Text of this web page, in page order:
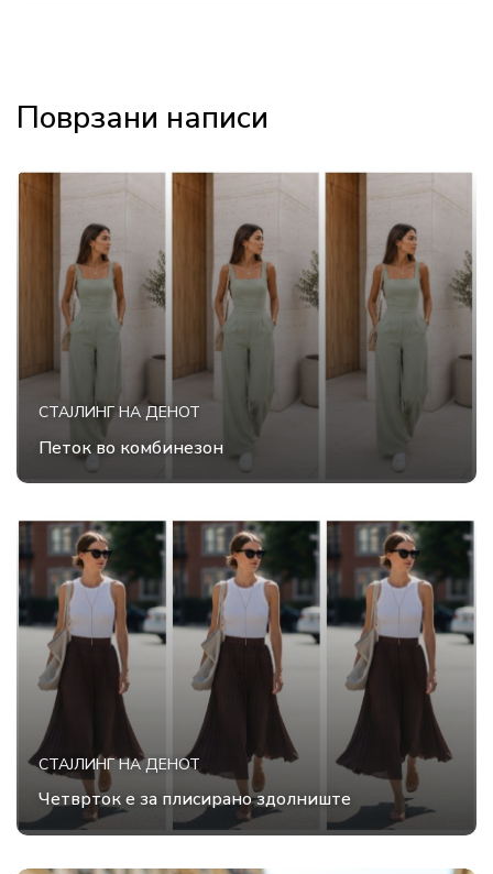
Поврзани написи
СТАЈЛИНГ НА ДЕНОТ
Петок во комбинезон
СТАЈЛИНГ НА ДЕНОТ
Четврток е за плисирано здолниште